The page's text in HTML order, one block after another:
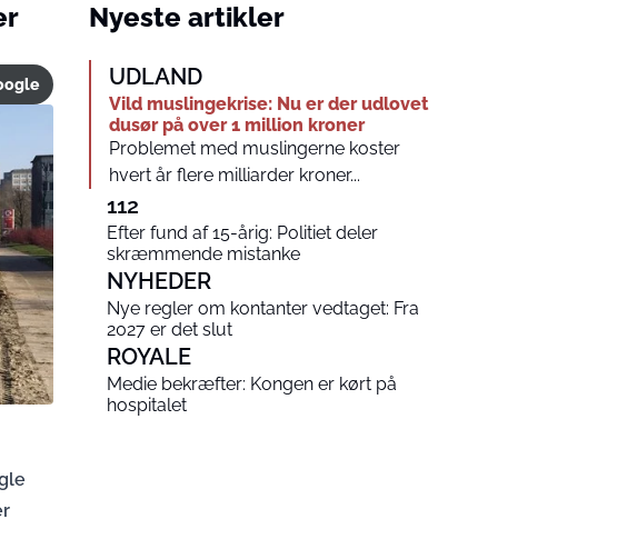
Nyeste artikler
UDLAND
Vild muslingekrise: Nu er der udlovet
dusør på over 1 million kroner
Problemet med muslingerne koster
hvert år flere milliarder kroner...
112
Efter fund af 15-årig: Politiet deler
skræmmende mistanke
NYHEDER
Nye regler om kontanter vedtaget: Fra
2027 er det slut
ROYALE
Medie bekræfter: Kongen er kørt på
hospitalet